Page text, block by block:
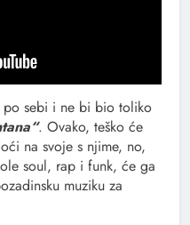
po sebi i ne bi bio toliko
. Ovako, teško će
na svoje s njime, no,
soul, rap i funk, će ga
muziku za